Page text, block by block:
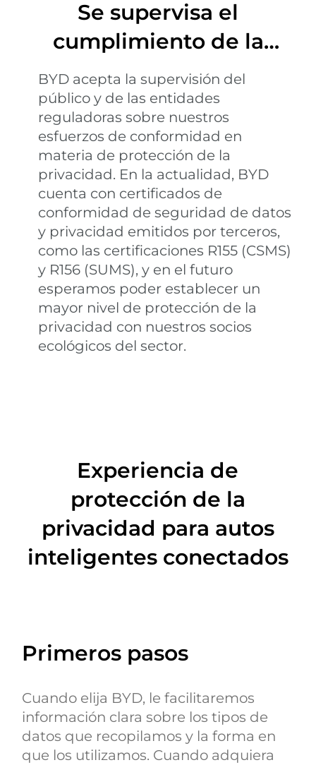
Se supervisa el
cumplimiento de la
privacidad
BYD acepta la supervisión del
público y de las entidades
reguladoras sobre nuestros
esfuerzos de conformidad en
materia de protección de la
privacidad. En la actualidad, BYD
cuenta con certificados de
conformidad de seguridad de datos
y privacidad emitidos por terceros,
como las certificaciones R155 (CSMS)
y R156 (SUMS), y en el futuro
esperamos poder establecer un
mayor nivel de protección de la
privacidad con nuestros socios
ecológicos del sector.
Experiencia de
protección de la
privacidad para autos
inteligentes conectados
Primeros pasos
Cuando elija BYD, le facilitaremos
información clara sobre los tipos de
datos que recopilamos y la forma en
que los utilizamos. Cuando adquiera